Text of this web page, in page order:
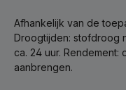
Afhankelijk van de
Droogtijden: stofdroog
ca. 24 uur.
aanbrengen.